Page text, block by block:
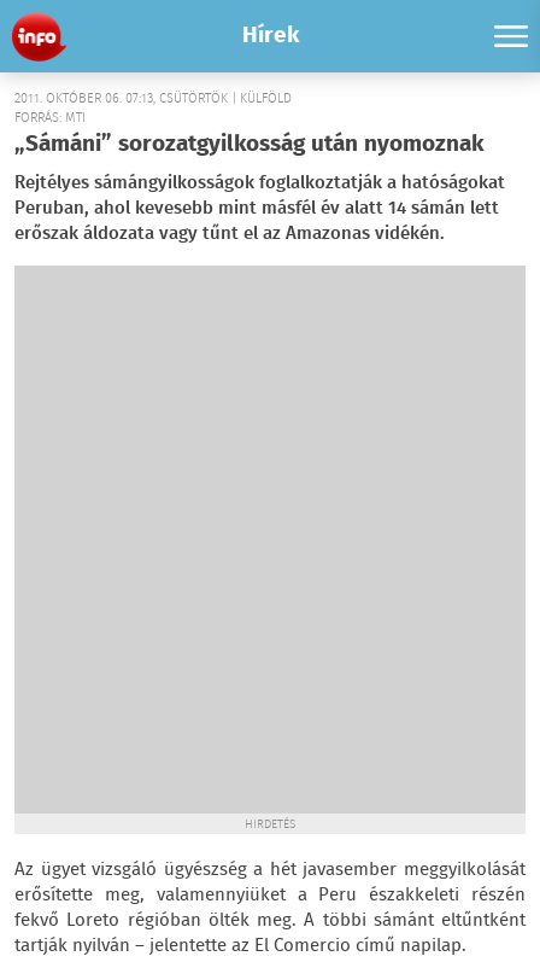
Hírek
2011. OKTÓBER 06. 07:13, CSÜTÖRTÖK | KÜLFÖLD
FORRÁS: MTI
„Sámáni” sorozatgyilkosság után nyomoznak
Rejtélyes sámángyilkosságok foglalkoztatják a hatóságokat
Peruban, ahol kevesebb mint másfél év alatt 14 sámán lett
erőszak áldozata vagy tűnt el az Amazonas vidékén.
HIRDETÉS
Az ügyet vizsgáló ügyészség a hét javasember meggyilkolását
erősítette meg, valamennyiüket a Peru északkeleti részén
fekvő Loreto régióban ölték meg. A többi sámánt eltűntként
tartják nyilván – jelentette az El Comercio című napilap.